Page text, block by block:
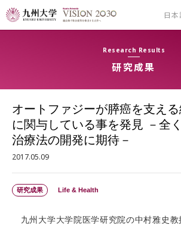
日本
Research Results
研究成果
オートファジーが膵癌を支え
に関与している事を発見 －全
治療法の開発に期待－
2017.05.09
研究成果 Life & Health
九州大学大学院医学研究院の中村雅史教